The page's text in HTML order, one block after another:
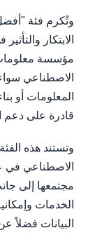
وتُكرم فئة
الابتكار
مؤسسة
الاصطناعي
المعلومات أو
قادرة على دعم
وتستند هذه
الاصطناعي في
مجتمعها إلى
الخدمات
البيانات فضلاً